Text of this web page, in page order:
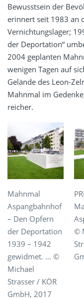
Bewusstsein der
erinnert seit 1983 an
Vernichtungslager;
der Deportation“
2004 geplanten
wenigen Tagen auf
Gelände des Leon-
Mahnmal im
reicher.
Mahnmal
Aspangbahnhof
– Den Opfern
der Deportation
1939 – 1942
gewidmet. … ©
Michael
Strasser / KÖR
GmbH, 2017
©